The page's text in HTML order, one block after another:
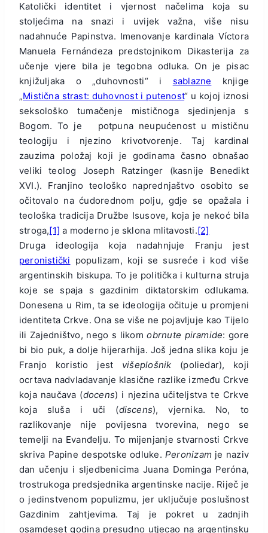
Katolički identitet i vjernost načelima koja su
stoljećima na snazi ​​i uvijek važna, više nisu
nadahnuće Papinstva. Imenovanje kardinala Víctora
Manuela Fernándeza predstojnikom Dikasterija za
učenje vjere bila je tegobna odluka. On je pisac
knjižuljaka o „duhovnosti“ i sablazne knjige
„Mistična strast: duhovnost i putenost“ u kojoj iznosi
seksološko tumačenje mističnoga sjedinjenja s
Bogom. To je potpuna neupućenost u mističnu
teologiju i njezino krivotvorenje. Taj kardinal
zauzima položaj koji je godinama časno obnašao
veliki teolog Joseph Ratzinger (kasnije Benedikt
XVI.). Franjino teološko naprednjaštvo osobito se
očitovalo na ćudorednom polju, gdje se opažala i
teološka tradicija Družbe Isusove, koja je nekoć bila
stroga,[1] a moderno je sklona mlitavosti.[2]
Druga ideologija koja nadahnjuje Franju jest
peronistički populizam, koji se susreće i kod više
argentinskih biskupa. To je politička i kulturna struja
koje se spaja s gazdinim diktatorskim odlukama.
Donesena u Rim, ta se ideologija očituje u promjeni
identiteta Crkve. Ona se više ne pojavljuje kao Tijelo
ili Zajedništvo, nego s likomobrnute piramide: gore
bi bio puk, a dolje hijerarhija. Još jedna slika koju je
Franjo koristio jest višeplošnik (poliedar), koji
ocrtava nadvladavanje klasične razlike između Crkve
koja naučava (docens) i njezina učiteljstva te Crkve
koja sluša i uči (discens), vjernika. No, to
razlikovanje nije povijesna tvorevina, nego se
temelji na Evanđelju. To mijenjanje stvarnosti Crkve
skriva Papine despotske odluke.Peronizamje naziv
dan učenju i sljedbenicima Juana Dominga Peróna,
trostrukoga predsjednika argentinske nacije. Riječ je
o jedinstvenom populizmu, jer uključuje poslušnost
Gazdinim zahtjevima. Taj je pokret u zadnjih
osamdeset godina presudno utjecao na argentinsku